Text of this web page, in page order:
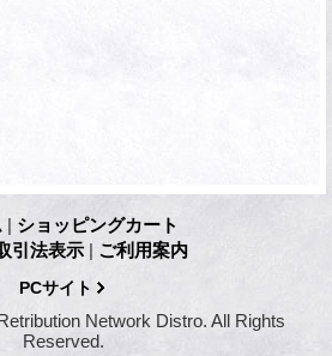
| ショッピングカート
引法表示 | ご利用案内
PCサイト
Network Distro. All Rights
Reserved.